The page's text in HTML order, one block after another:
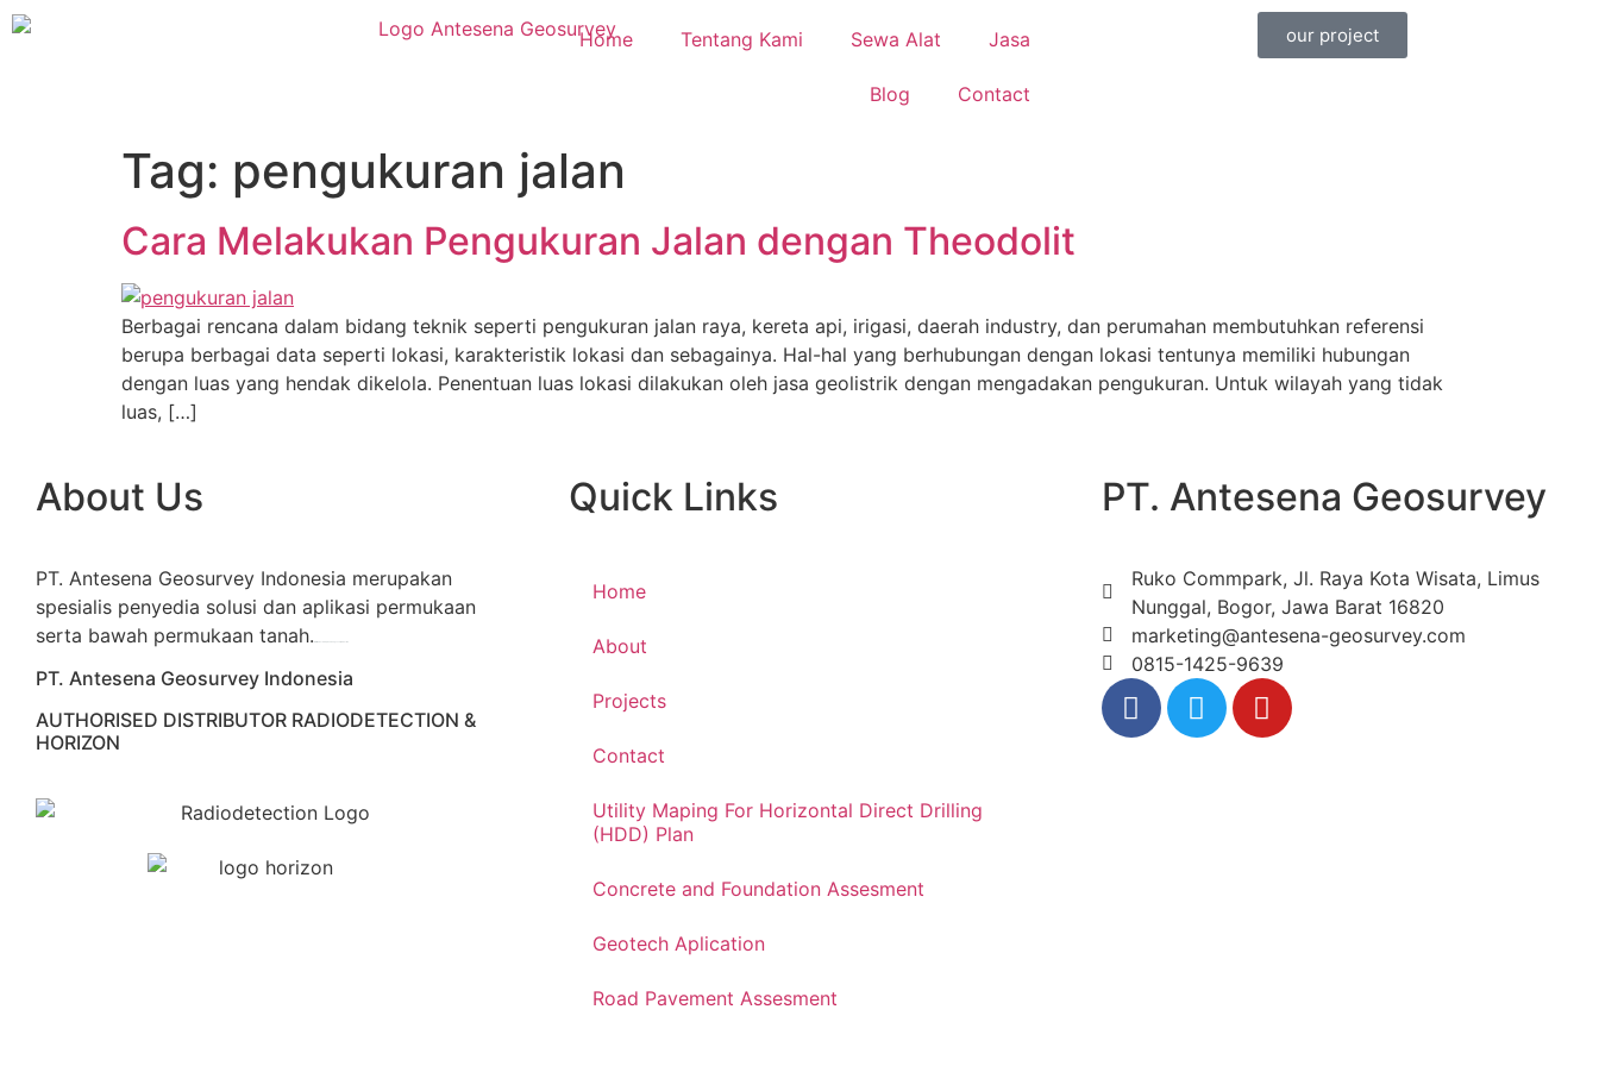
Home Tentang Kami Sewa Alat Jasa
Blog Contact
our project
Tag: pengukuran jalan
Cara Melakukan Pengukuran Jalan dengan Theodolit
Berbagai rencana dalam bidang teknik seperti pengukuran jalan raya, kereta api, irigasi, daerah industry, dan perumahan membutuhkan referensi
berupa berbagai data seperti lokasi, karakteristik lokasi dan sebagainya. Hal-hal yang berhubungan dengan lokasi tentunya memiliki hubungan
dengan luas yang hendak dikelola. Penentuan luas lokasi dilakukan oleh jasa geolistrik dengan mengadakan pengukuran. Untuk wilayah yang tidak
luas, […]
About Us
PT. Antesena Geosurvey Indonesia merupakan
spesialis penyedia solusi dan aplikasi permukaan
serta bawah permukaan tanah.
PT. Antesena Geosurvey Indonesia
AUTHORISED DISTRIBUTOR RADIODETECTION &
HORIZON
Quick Links
Home
About
Projects
Contact
Utility Maping For Horizontal Direct Drilling
(HDD) Plan
Concrete and Foundation Assesment
Geotech Aplication
Road Pavement Assesment
PT. Antesena Geosurvey
Ruko Commpark, Jl. Raya Kota Wisata, Limus
Nunggal, Bogor, Jawa Barat 16820
marketing@antesena-geosurvey.com
0815-1425-9639